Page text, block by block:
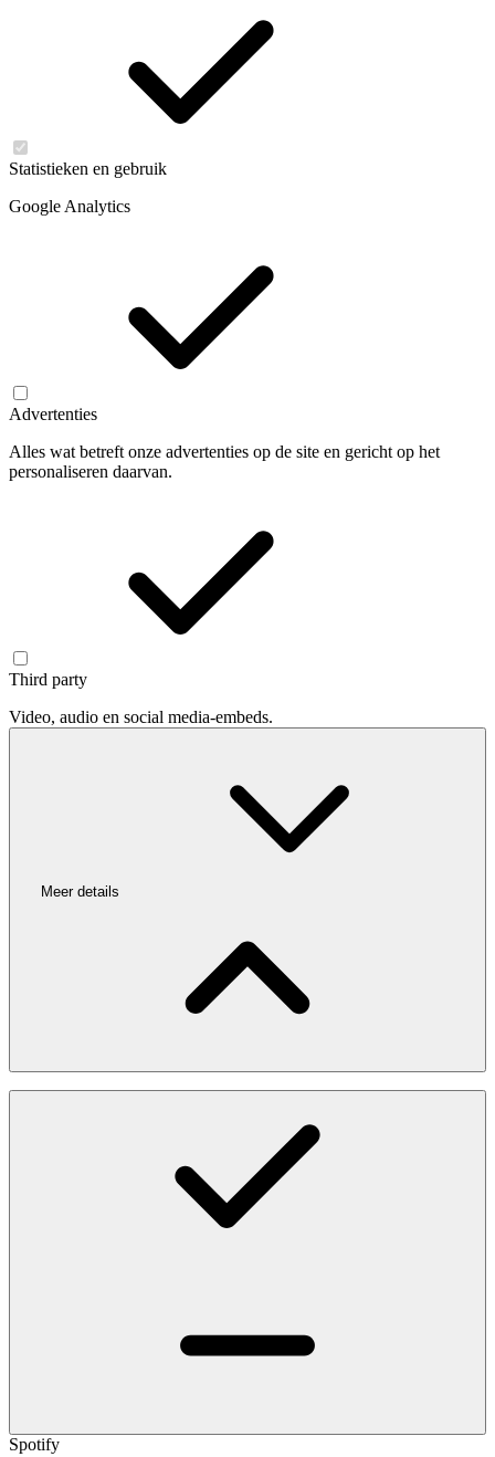
Statistieken en gebruik
Google Analytics
Advertenties
Alles wat betreft onze advertenties op de site en gericht op het
personaliseren daarvan.
Third party
Video, audio en social media-embeds.
Meer details
Spotify